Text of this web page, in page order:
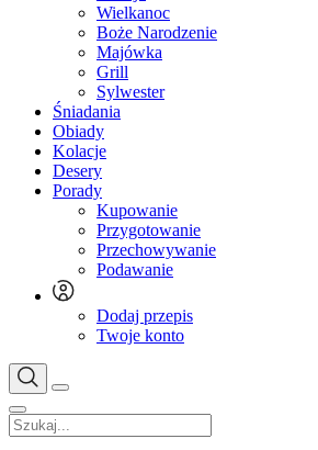
Wielkanoc
Boże Narodzenie
Majówka
Grill
Sylwester
Śniadania
Obiady
Kolacje
Desery
Porady
Kupowanie
Przygotowanie
Przechowywanie
Podawanie
Dodaj przepis
Twoje konto